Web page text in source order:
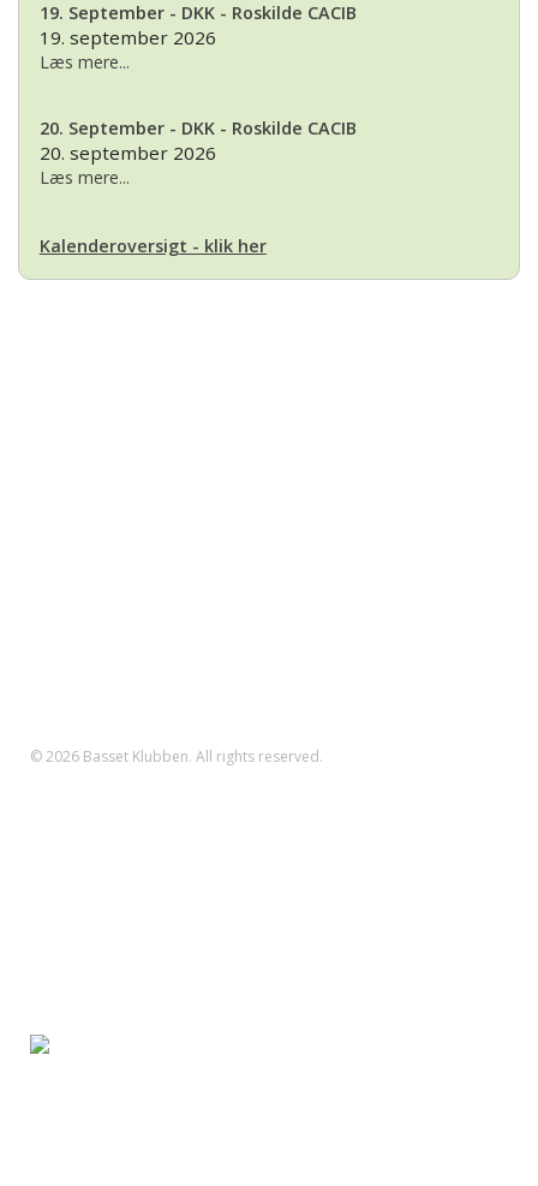
19. September - DKK - Roskilde CACIB
19. september 2026
Læs mere...
20. September - DKK - Roskilde CACIB
20. september 2026
Læs mere...
Kalenderoversigt - klik her
© 2026 Basset Klubben. All rights reserved.